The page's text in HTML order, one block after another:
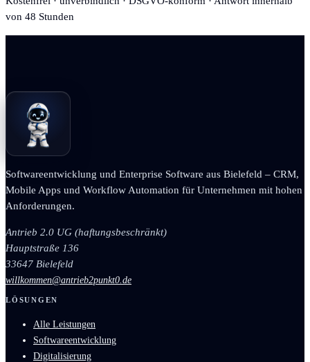
von 48 Stunden
Softwareentwicklung und Enterprise Software aus Bielefeld – CRM,
Mobile Apps und Workflow Automation für Unternehmen mit hohen
Anforderungen.
Antrieb 2.0 UG (haftungsbeschränkt)
Hauptstraße 136
33647 Bielefeld
willkommen@antrieb2punkt0.de
LÖSUNGEN
Alle Leistungen
Softwareentwicklung
Digitalisierung